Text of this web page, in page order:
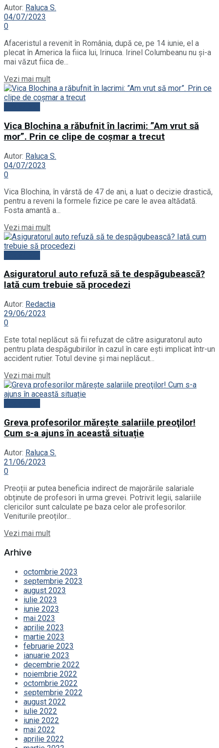
Autor: Raluca S.
04/07/2023
0
Afaceristul a revenit în România, după ce, pe 14 iunie, el a
plecat în America la fiica lui, Irinuca. Irinel Columbeanu nu și-a
mai văzut fiica de...
Vezi mai multDetails
Vica Blochina a răbufnit în lacrimi: ”Am vrut să
mor”. Prin ce clipe de coșmar a trecut
Autor: Raluca S.
04/07/2023
0
Vica Blochina, în vârstă de 47 de ani, a luat o decizie drastică,
pentru a reveni la formele fizice pe care le avea altădată.
Fosta amantă a...
Vezi mai multDetails
Asiguratorul auto refuză să te despăgubească?
Iată cum trebuie să procedezi
Autor: Redactia
29/06/2023
0
Este total neplăcut să fii refuzat de către asiguratorul auto
pentru plata despăgubirilor în cazul în care ești implicat într-un
accident rutier. Totul devine și mai neplăcut...
Vezi mai multDetails
Greva profesorilor măreşte salariile preoţilor!
Cum s-a ajuns în această situație
Autor: Raluca S.
21/06/2023
0
Preoții ar putea beneficia indirect de majorările salariale
obținute de profesori în urma grevei. Potrivit legii, salariile
clericilor sunt calculate pe baza celor ale profesorilor.
Veniturile preoților...
Vezi mai multDetails
Arhive
octombrie 2023
septembrie 2023
august 2023
iulie 2023
iunie 2023
mai 2023
aprilie 2023
martie 2023
februarie 2023
ianuarie 2023
decembrie 2022
noiembrie 2022
octombrie 2022
septembrie 2022
august 2022
iulie 2022
iunie 2022
mai 2022
aprilie 2022